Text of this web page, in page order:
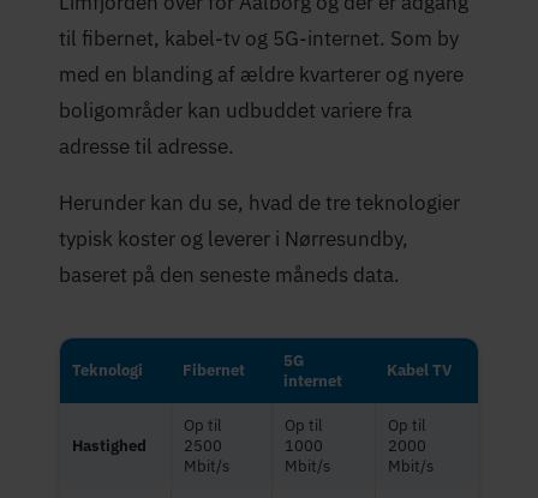
til fibernet, kabel-tv og 5G-internet. Som by
med en blanding af ældre kvarterer og nyere
boligområder kan udbuddet variere fra
adresse til adresse.
Herunder kan du se, hvad de tre teknologier
typisk koster og leverer i Nørresundby,
baseret på den seneste måneds data.
Teknologi Fibernet
5G
internet
Kabel TV
Hastighed
Op til
2500
Mbit/s
Op til
1000
Mbit/s
Op til
2000
Mbit/s